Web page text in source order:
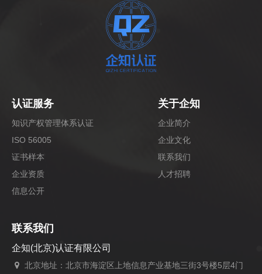
认证服务
知识产权管理体系认证
ISO 56005
证书样本
企业资质
信息公开
关于企知
企业简介
企业文化
联系我们
人才招聘
联系我们
企知(北京)认证有限公司
北京地址：北京市海淀区上地信息产业基地三街3号楼5层4门